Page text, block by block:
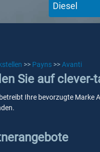
Diesel
>> Payns >>Avanti
Sie auf
Ihre bevorzugte Marke